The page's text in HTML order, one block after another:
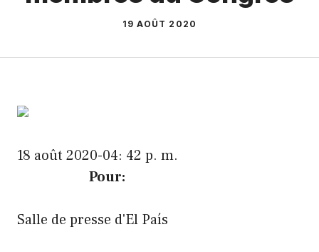
19 AOÛT 2020
18 août 2020-04: 42 p. m.
Pour:
Salle de presse d'El País